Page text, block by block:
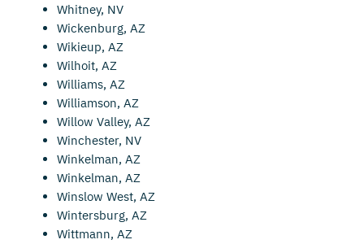
Whitney, NV
Wickenburg, AZ
Wikieup, AZ
Wilhoit, AZ
Williams, AZ
Williamson, AZ
Willow Valley, AZ
Winchester, NV
Winkelman, AZ
Winkelman, AZ
Winslow West, AZ
Wintersburg, AZ
Wittmann, AZ